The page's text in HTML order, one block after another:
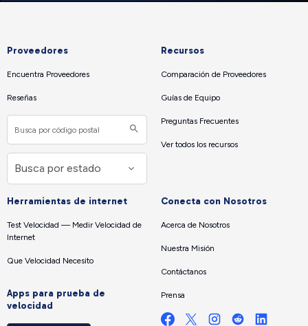
Proveedores
Encuentra Proveedores
Reseñas
Recursos
Comparación de Proveedores
Guías de Equipo
Preguntas Frecuentes
Ver todos los recursos
Herramientas de internet
Test Velocidad — Medir Velocidad de
Internet
Que Velocidad Necesito
Apps para prueba de
velocidad
Conecta con Nosotros
Acerca de Nosotros
Nuestra Misión
Contáctanos
Prensa